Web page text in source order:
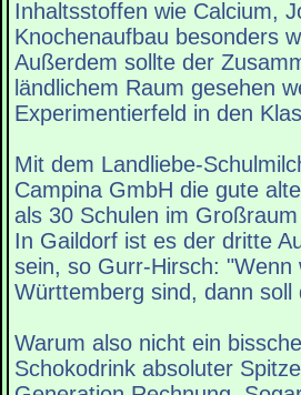
Inhaltsstoffen wie Calcium,
Knochenaufbau besonders
Außerdem sollte der
ländlichem Raum gesehen
Experimentierfeld in den
Mit dem Landliebe-
Campina GmbH die gute
als 30 Schulen im
In Gaildorf ist es der dritte
sein, so Gurr-Hirsch:
Württemberg sind, dann
Warum also nicht ein
Schokodrink absoluter